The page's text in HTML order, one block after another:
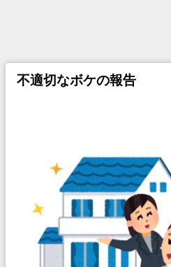
不適切なボケの報告